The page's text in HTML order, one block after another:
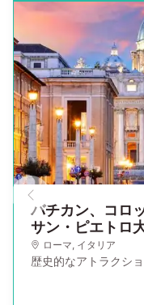
バチカン、コロ
サン・ピエトロ
ローマ イタリア
歴史的なアトラクシ